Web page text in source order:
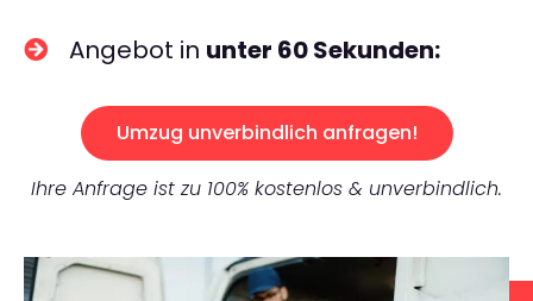
Angebot in unter 60 Sekunden:
Umzug unverbindlich anfragen!
Ihre Anfrage ist zu 100% kostenlos & unverbindlich.